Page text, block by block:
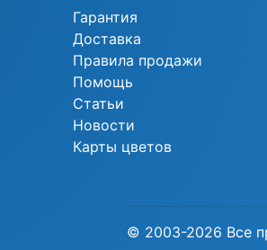
Гарантия
Доставка
Правила продажи
Помощь
Статьи
Новости
Карты цветов
© 2003-2026 Все